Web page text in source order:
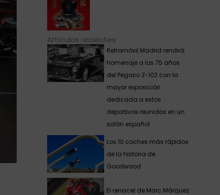
Artículos recientes
Retromóvil Madrid rendirá
homenaje a los 75 años
del Pegaso Z-102 con la
mayor exposición
dedicada a estos
deportivos reunidos en un
salón español
Los 10 coches más rápidos
de la historia de
Goodwood
El renacer de Marc Márquez